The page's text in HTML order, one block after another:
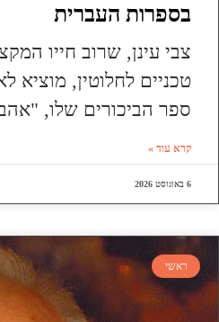
בספרות העברית
צבי עינן, שרוב חייו
טכניים לחלוטין, מוציא
ספר הביכורים שלו,
קרא עוד »
6 באוגוסט 2026
ראשי